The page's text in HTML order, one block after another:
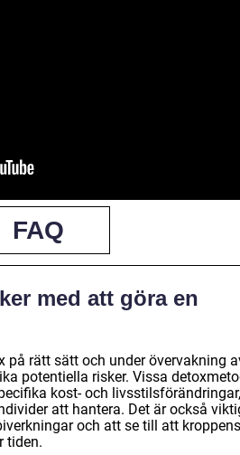
FAQ
med att göra en
på rätt sätt och under övervakning
potentiella risker. Vissa
kost- och livsstilsförändringar,
att hantera. Det är också
och att se till att kroppens
tiden.